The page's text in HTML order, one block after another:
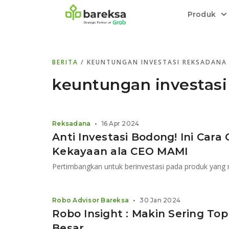
Produk
Transaksi cepat,all in onedi halaman
relatif stabil.
Menyediakan layanan manajemen
Informasi terkini dan tepercaya terkait
Kenali rekam jejak dan
BERITA / KEUNTUNGAN INVESTASI REKSADANA
keuntungan
Anti Investasi Bodong! Ini Cara
Kekayaan ala CEO MAMI
Reksadana • 16 Apr 2024
Robo Insight : Makin Sering
Robo Advisor Bareksa • 30 Jan 2024